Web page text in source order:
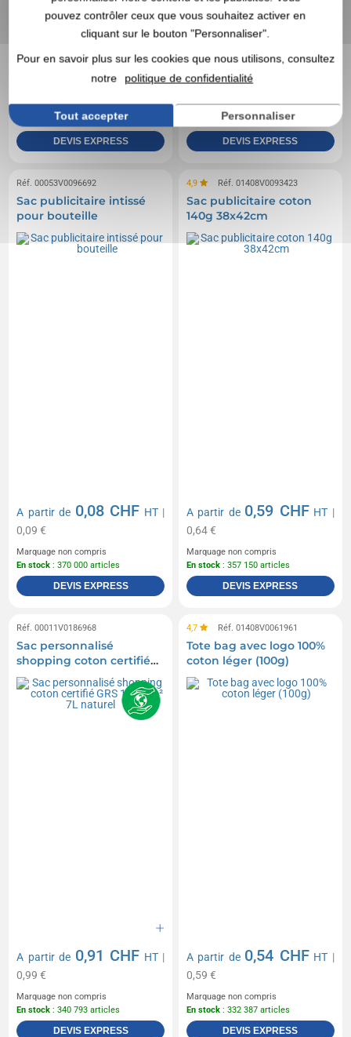
0,52 CHF
Marquage non compris
: 394 985 articles
DEVIS EXPRESS
A partir de 0,33 CHF
0,36 €
Marquage non compris
: 373 000 articles
DEVIS EXPRESS
Réf. 00053V0096692
Sac publicitaire intissé
pour bouteille
A partir de 0,08 CHF HT|
0,09 €
Marquage non compris
En stock : 370 000 articles
DEVIS EXPRESS
4,9 Réf. 01408V0093423
Sac publicitaire coton
140g 38x42cm
A partir de 0,59 CHF HT |
0,64 €
Marquage non compris
En stock : 357 150 articles
DEVIS EXPRESS
Réf. 00011V0186968
Sac personnalisé
shopping coton certifié
GRS 140g/m² 7L naturel
A partir de 0,91 CHF HT|
0,99 €
Marquage non compris
En stock : 340 793 articles
DEVIS EXPRESS
4,7 Réf. 01408V0061961
Tote bag avec logo 100%
coton léger (100g)
A partir de 0,54 CHF HT |
0,59 €
Marquage non compris
En stock : 332 387 articles
DEVIS EXPRESS
pouvez contrôler ceux que vous souhaitez activer en
cliquant sur le bouton "Personnaliser".
Pour en savoir plus sur les cookies que nous utilisons, consultez
notre
politique de confidentialité
Tout accepter Personnaliser